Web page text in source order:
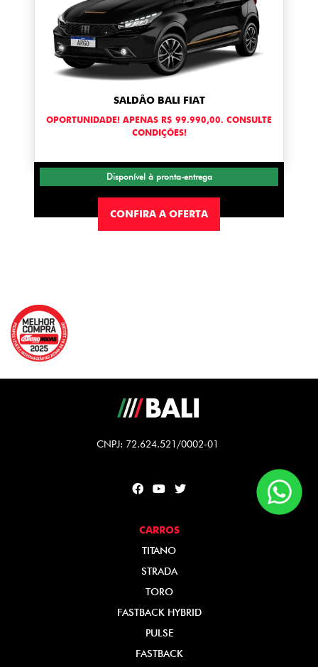
SALDÃO BALI FIAT
OPORTUNIDADE! APENAS R$ 99.990,00. CONSULTE
CONDIÇÕES!
Disponível à pronta-entrega
CONFIRA A OFERTA
CNPJ: 72.624.521/0002-01
CARROS
TITANO
STRADA
TORO
FASTBACK HYBRID
PULSE
FASTBACK